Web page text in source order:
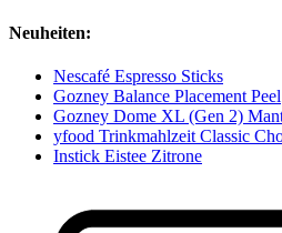
Neuheiten:
Nescafé Espresso Sticks
Gozney Balance Placement Peel
Gozney Dome XL (Gen 2)
yfood Trinkmahlzeit Classic
Instick Eistee Zitrone